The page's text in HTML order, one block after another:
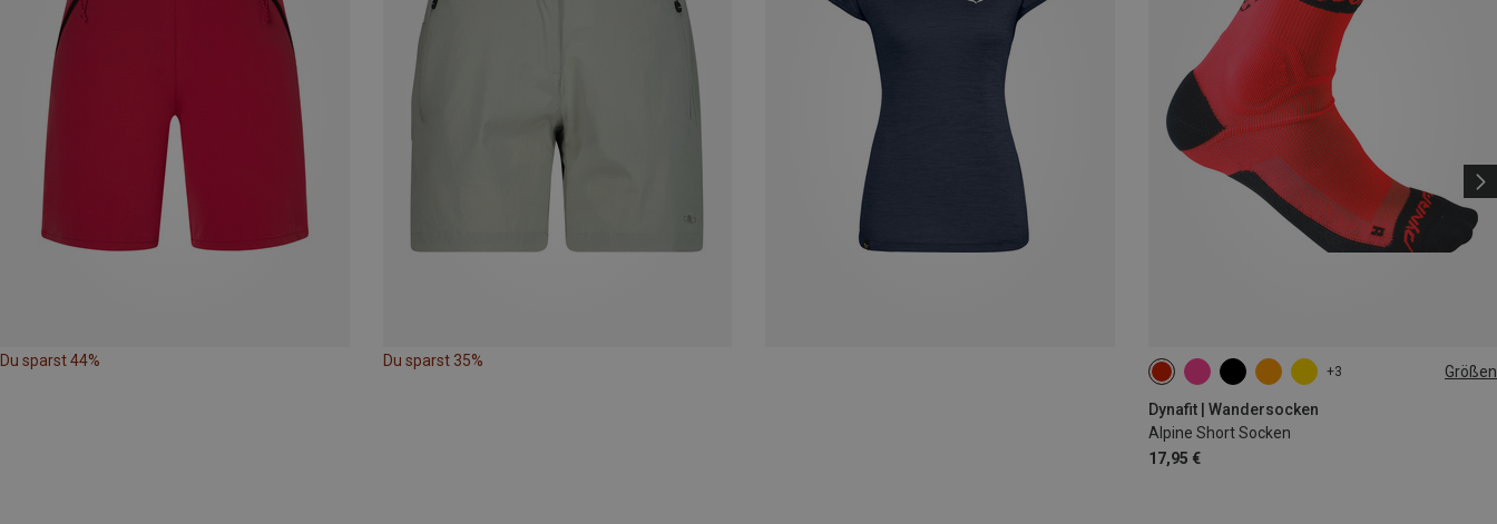
Du sparst 44% Du sparst 35%
+3 Größen
Dynafit | Wandersocken
Alpine Short Socken
17,95 €
39|40|41|42 43|44|45|46